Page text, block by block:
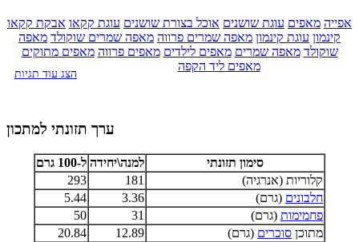
אפייה מאפים עוגת שושנים אוכל בצורת שושנים עוגת קקאו אבקת קקאו
קינמון עוגת קינמון מאפה שמרים פרווה מאפה שמרים שוקולד מאפה
שוקולד מאפה שמרים מאפים לילדים מאפים פרווה מאפים מתוקים
מאפים ליד הקפה
הצג עוד תגיות
ערך תזונתי למתכון
סימון תזונתי למנה\יחידה ל-100 גרם
קלוריות (אנרגיה)
181
293
חלבונים (גרם) 3.36
5.44
פחמימות (גרם) 31
50
מתוכן סוכרים (גרם) 12.89
20.84